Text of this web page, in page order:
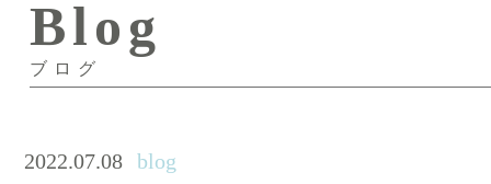
Blog
ブログ
2022.07.08 blog